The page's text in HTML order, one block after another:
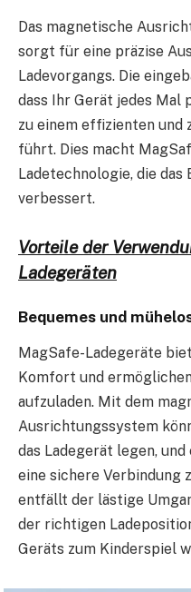
Das magnetische
sorgt für eine präzise
Ladevorgangs. Die
dass Ihr Gerät jedes
zu einem effizienten und
führt. Dies macht
Ladetechnologie, die
verbessert.
Vorteile der
Ladegeräten
Bequemes und
MagSafe-Ladegeräte
Komfort und
aufzuladen. Mit dem
Ausrichtungssystem
das Ladegerät legen,
eine sichere Verbindung
entfällt der lästige
der richtigen
Geräts zum Kinderspiel